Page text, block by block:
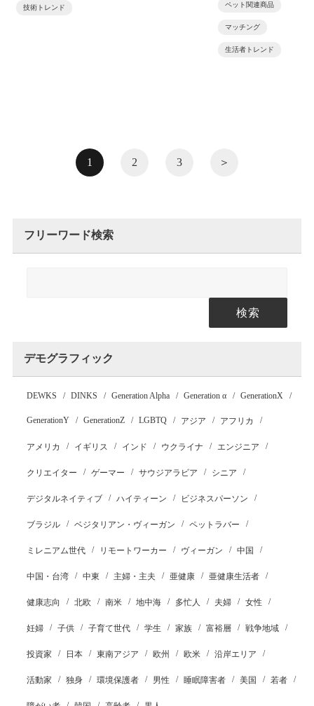
フリーワード検索
検索
デモグラフィック
DEWKS DINKS Generation Alpha Generation α GenerationX
GenerationY GenerationZ LGBTQ アジア アフリカ
アメリカ イギリス インド ウクライナ エンジニア
クリエイター ゲーマー サウジアラビア シニア
デジタルネイティブ ハイティーン ビジネスパーソン
ブラジル ベジタリアン・ヴィーガン ペットラバー
ミレニアム世代 リモートワーカー ヴィーガン 中国
中国・台湾 中東 主婦・主夫 亜健康 亜健康生活者
健康志向 北欧 南米 地中海 多忙人 夫婦 女性
妊婦 子供 子育て世代 学生 家族 富裕層 戦争地域
投資家 日本 東南アジア 欧州 欧米 沿岸エリア
活動家 独身 環境保護者 男性 睡眠障害者 美国 若者
技術トレンド ペット関連商品
マッチング
生活者トレンド
1 2 3 ＞